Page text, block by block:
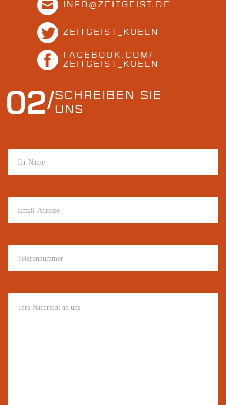
INFO@ZEITGEIST.DE
ZEITGEIST_KOELN
FACEBOOK.COM/
ZEITGEIST_KOELN
02
SCHREIBEN SIE
UNS